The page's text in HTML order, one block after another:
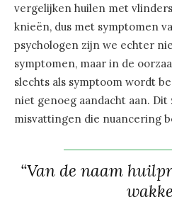
vergelijken huilen met
knieën, dus met symptomen
psychologen zijn we echter
symptomen, maar in de
slechts als symptoom wordt
niet genoeg aandacht aan.
misvattingen die nuancering
“Van de naam